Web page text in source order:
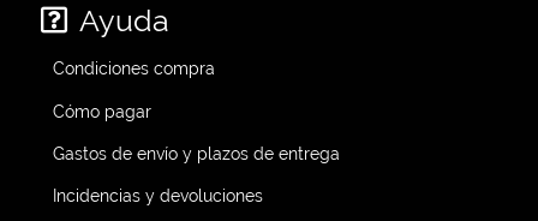
Ayuda
Condiciones compra
Cómo pagar
Gastos de envío y plazos de entrega
Incidencias y devoluciones